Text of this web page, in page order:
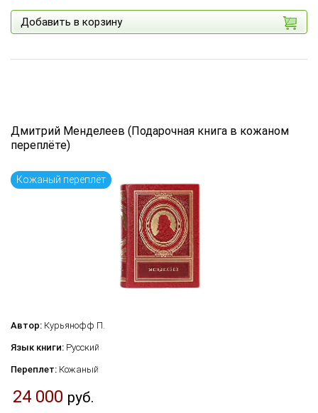
Добавить в корзину
Дмитрий Менделеев (Подарочная книга в кожаном
переплёте)
Кожаный переплёт
Автор: Курьянофф П.
Язык книги: Русский
Переплет: Кожаный
24 000 руб.